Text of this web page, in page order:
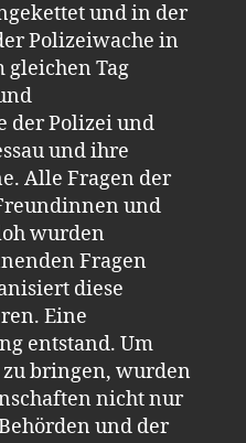
und in der
Polizeiwache in
gleichen Tag
der Polizei und
und ihre
Alle Fragen der
und
wurden
Fragen
diese
Eine
entstand. Um
zu bringen, wurden
nicht nur
und der